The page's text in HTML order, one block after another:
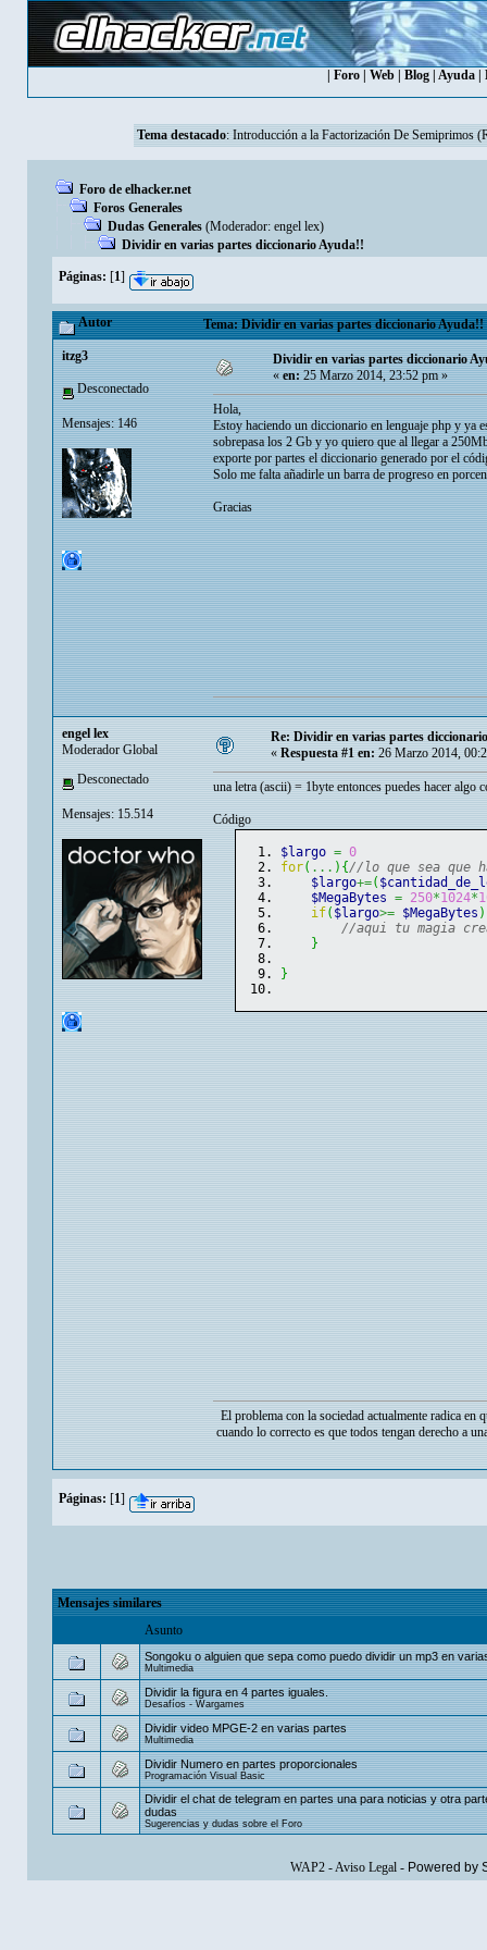
Foro Web Blog Ayuda
Tema destacado: Introducción a la Factorización De Semiprimos
Foro de elhacker.net
Foros Generales
Dudas Generales (Moderador: engel lex)
Dividir en varias partes diccionario Ayuda!!
Páginas: [1]
Autor Tema: Dividir en varias partes diccionario Ayuda!!
itzg3
Desconectado
Mensajes: 146
Dividir en varias partes diccionario
«en:25 Marzo 2014, 23:52 pm »
Hola,
Estoy haciendo un diccionario en lenguaje php y ya
sobrepasa los 2 Gb y yo quiero que al llegar a
exporte por partes el diccionario generado por el
Solo me falta añadirle un barra de progreso en
Gracias
engel lex
Moderador Global
Desconectado
Mensajes: 15.514
Re: Dividir en varias partes
« Respuesta #1 en: 26 Marzo 2014,
una letra (ascii) = 1byte entonces puedes hacer algo
Código
$largo = 0
for( ... ) { //lo que sea que
$largo+=(
$MegaBytes = 250*1024*
if( $largo>= $MegaBytes )
//aqui tu magia
}
}
El problema con la sociedad actualmente radica en
cuando lo correcto es que todos tengan derecho a
Páginas: [1]
Mensajes similares
Asunto
Songoku o alguien que sepa como puedo dividir un mp3 en
Multimedia
Dividir la figura en 4 partes iguales.
Desafíos - Wargames
Dividir video MPGE-2 en varias partes
Multimedia
Dividir Numero en partes proporcionales
Programación Visual Basic
Dividir el chat de telegram en partes una para noticias y otra
dudas
Sugerencias y dudas sobre el Foro
WAP2-Aviso Legal- Powered by